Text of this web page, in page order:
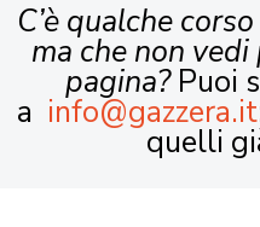
C’è qualche
ma che non
pagina?Puoi
a info@gazzera.it
quelli